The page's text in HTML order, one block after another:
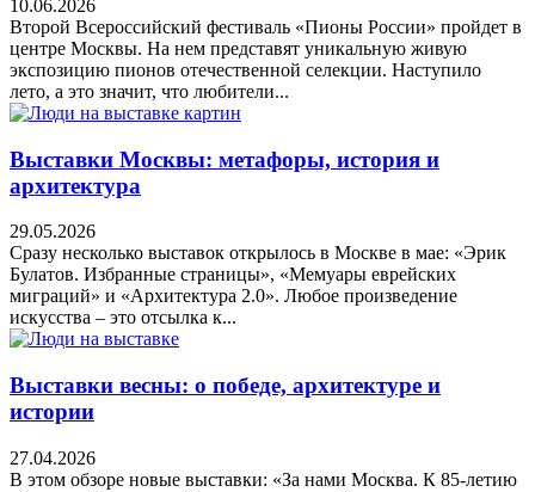
10.06.2026
Второй Всероссийский фестиваль «Пионы России» пройдет в
центре Москвы. На нем представят уникальную живую
экспозицию пионов отечественной селекции. Наступило
лето, а это значит, что любители...
Выставки Москвы: метафоры, история и
архитектура
29.05.2026
Сразу несколько выставок открылось в Москве в мае: «Эрик
Булатов. Избранные страницы», «Мемуары еврейских
миграций» и «Архитектура 2.0». Любое произведение
искусства – это отсылка к...
Выставки весны: о победе, архитектуре и
истории
27.04.2026
В этом обзоре новые выставки: «За нами Москва. К 85-летию